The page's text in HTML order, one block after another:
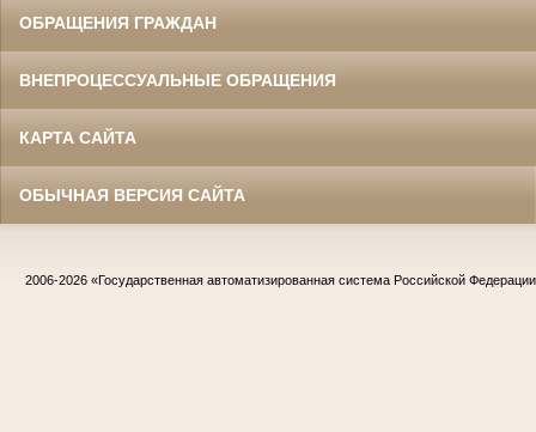
ОБРАЩЕНИЯ ГРАЖДАН
ВНЕПРОЦЕССУАЛЬНЫЕ ОБРАЩЕНИЯ
КАРТА САЙТА
ОБЫЧНАЯ ВЕРСИЯ САЙТА
2006-2026 «Государственная автоматизированная система Российской